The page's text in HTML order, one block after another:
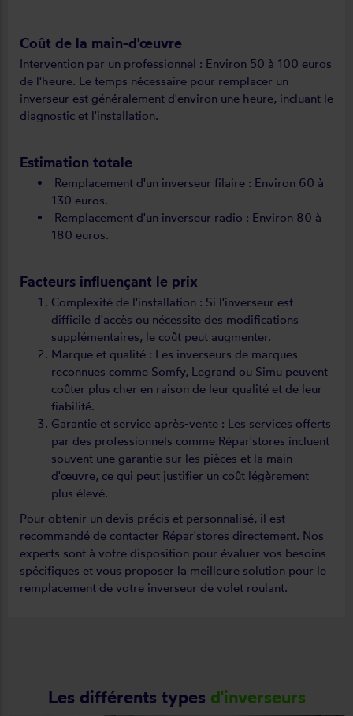
Coût de la main-d'œuvre
Intervention par un professionnel : Environ 50 à 100 euros
de l'heure. Le temps nécessaire pour remplacer un
inverseur est généralement d'environ une heure, incluant le
diagnostic et l'installation.
Estimation totale
Remplacement d'un inverseur filaire : Environ 60 à
130 euros.
Remplacement d'un inverseur radio : Environ 80 à
180 euros.
Facteurs influençant le prix
Complexité de l'installation : Si l'inverseur est
difficile d'accès ou nécessite des modifications
supplémentaires, le coût peut augmenter.
Marque et qualité : Les inverseurs de marques
reconnues comme Somfy, Legrand ou Simu peuvent
coûter plus cher en raison de leur qualité et de leur
fiabilité.
Garantie et service après-vente : Les services offerts
par des professionnels comme Répar'stores incluent
souvent une garantie sur les pièces et la main-
d'œuvre, ce qui peut justifier un coût légèrement
plus élevé.
Pour obtenir un devis précis et personnalisé, il est
recommandé de contacter Répar'stores directement. Nos
experts sont à votre disposition pour évaluer vos besoins
spécifiques et vous proposer la meilleure solution pour le
remplacement de votre inverseur de volet roulant.
Les différents types d'inverseurs